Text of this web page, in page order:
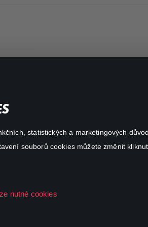
statistických a marketingových
souborů cookies můžete změnit
nutné cookies